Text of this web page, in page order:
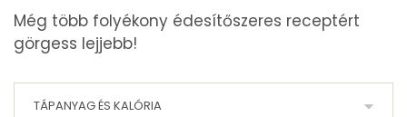
Még több folyékony édesítőszeres receptért
görgess lejjebb!
TÁPANYAG ÉS KALÓRIA